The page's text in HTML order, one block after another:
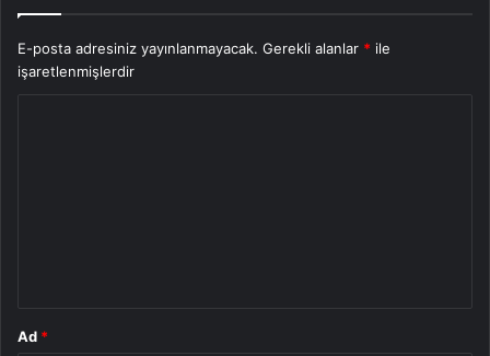
E-posta adresiniz yayınlanmayacak. Gerekli alanlar * ile
işaretlenmişlerdir
Ad *